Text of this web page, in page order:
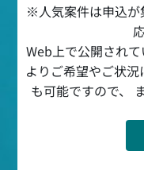
※人気案件は申込が
Web上で公開されて
よりご希望やご状
も可能ですので、